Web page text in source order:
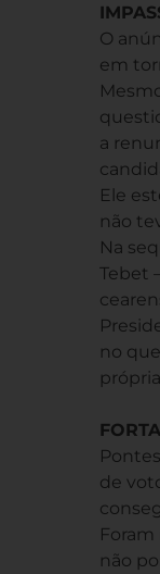
O
em
a
Ele
não
Na
Tebet
no
de
não